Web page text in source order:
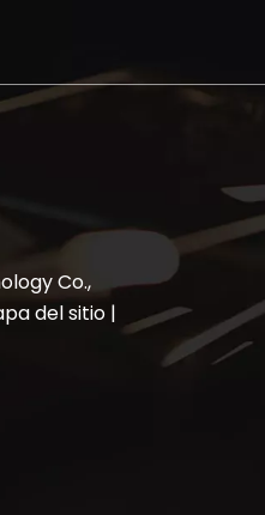
Co.,
del sitio |